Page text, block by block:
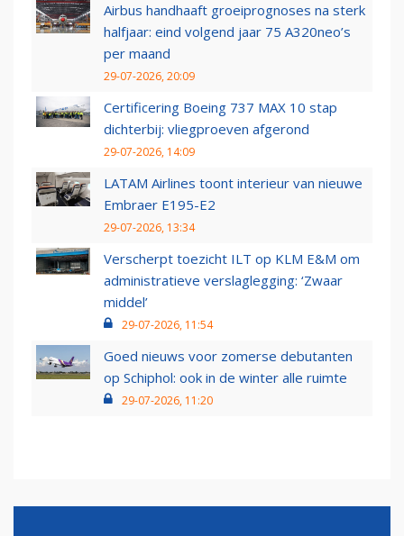
Airbus handhaaft groeiprognoses na sterk
halfjaar: eind volgend jaar 75 A320neo’s
per maand
29-07-2026, 20:09
Certificering Boeing 737 MAX 10 stap
dichterbij: vliegproeven afgerond
29-07-2026, 14:09
LATAM Airlines toont interieur van nieuwe
Embraer E195-E2
29-07-2026, 13:34
Verscherpt toezicht ILT op KLM E&M om
administratieve verslaglegging: ‘Zwaar
middel’
29-07-2026, 11:54
Goed nieuws voor zomerse debutanten
op Schiphol: ook in de winter alle ruimte
29-07-2026, 11:20